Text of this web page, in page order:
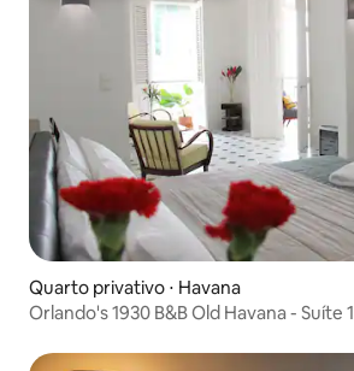
Quarto privativo ⋅ Havana
Orlando's 1930 B&B Old Havana - Suíte 1